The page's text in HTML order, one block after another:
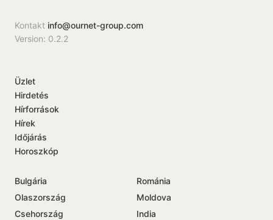
Kontakt info@ournet-group.com
Version: 0.2.2
Üzlet
Hirdetés
Hírforrások
Hírek
Időjárás
Horoszkóp
Bulgária
Románia
Olaszország
Moldova
Csehország
India